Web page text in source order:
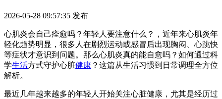
2026-05-28 09:57:35 发布
心肌炎会自己痊愈吗？年轻人要注意什么？，近年来心肌炎年
轻化趋势明显，很多人在剧烈运动或感冒后出现胸闷、心跳快
等症状才意识到问题。那么心肌炎真的能自愈吗？如何通过科
学生活方式守护心脏健康 ？这篇从生活习惯到日常调理全方位
解析。
最近几年越来越多的年轻人开始关注心脏健康，尤其是经历过